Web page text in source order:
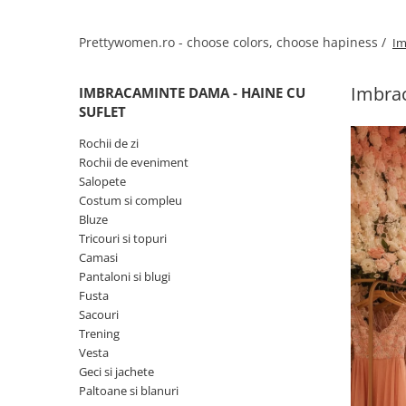
Prettywomen.ro - choose colors, choose hapiness /
IMBRACAMINTE DAMA - HAINE CU
SUFLET
Rochii de zi
Rochii de eveniment
Salopete
Costum si compleu
Bluze
Tricouri si topuri
Camasi
Pantaloni si blugi
Fusta
Sacouri
Trening
Vesta
Geci si jachete
Paltoane si blanuri